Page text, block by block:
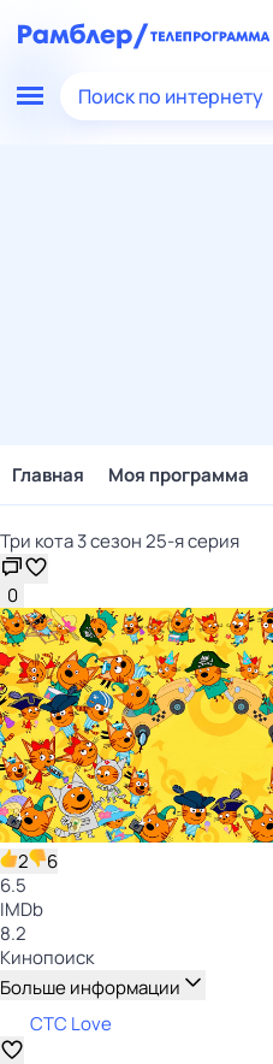
Поиск по интернету
Главная Моя программа
Три кота 3 сезон 25-я серия
0
2
6
6.5
IMDb
8.2
Кинопоиск
Больше информации
СТС Love